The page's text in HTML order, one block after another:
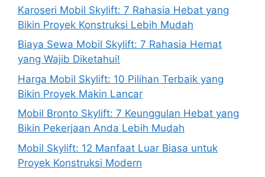
Karoseri Mobil Skylift: 7 Rahasia Hebat yang
Bikin Proyek Konstruksi Lebih Mudah
Biaya Sewa Mobil Skylift: 7 Rahasia Hemat
yang Wajib Diketahui!
Harga Mobil Skylift: 10 Pilihan Terbaik yang
Bikin Proyek Makin Lancar
Mobil Bronto Skylift: 7 Keunggulan Hebat yang
Bikin Pekerjaan Anda Lebih Mudah
Mobil Skylift: 12 Manfaat Luar Biasa untuk
Proyek Konstruksi Modern